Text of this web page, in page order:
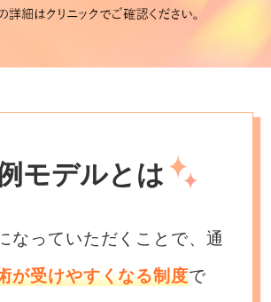
モデルとは
なっていただくことで、通
が受けやすくなる制度で